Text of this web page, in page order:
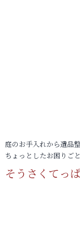
庭のお手入れから遺品
ちょっとしたお困りご
そうさくてっ